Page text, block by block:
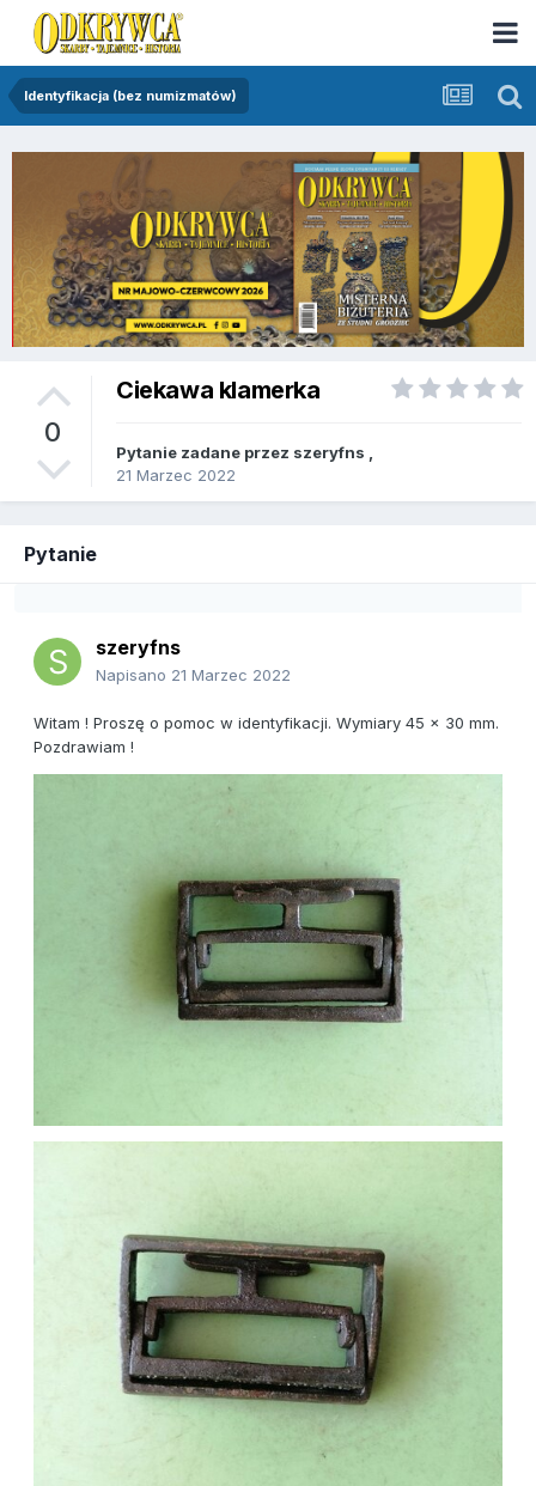
Identyfikacja (bez numizmatów)
0
Ciekawa klamerka
Pytanie zadane przez szeryfns
21 Marzec 2022
Pytanie
szeryfns
Napisano 21 Marzec 2022
Witam ! Proszę o pomoc w identyfikacji. Wymiary 45 x 30 mm.
Pozdrawiam !